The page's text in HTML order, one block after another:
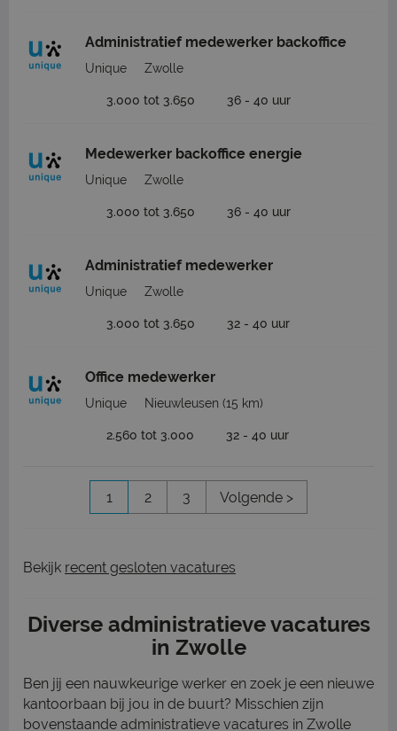
Administratief medewerker backoffice
Unique Zwolle
3.000 tot 3.650 36 - 40 uur
Medewerker backoffice energie
Unique Zwolle
3.000 tot 3.650 36 - 40 uur
Administratief medewerker
Unique Zwolle
3.000 tot 3.650 32 - 40 uur
Office medewerker
Unique Nieuwleusen (15 km)
2.560 tot 3.000 32 - 40 uur
1 2 3 Volgende >
Bekijk recent gesloten vacatures
Diverse administratieve vacatures
in Zwolle
Ben jij een nauwkeurige werker en zoek je een nieuwe
kantoorbaan bij jou in de buurt? Misschien zijn
bovenstaande administratieve vacatures in Zwolle